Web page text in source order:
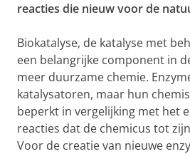
reacties die nieuw voor de
Biokatalyse, de katalyse met
een belangrijke component in
meer duurzame chemie.
katalysatoren, maar hun
beperkt in vergelijking met het
reacties dat de chemicus tot
Voor de creatie van nieuwe